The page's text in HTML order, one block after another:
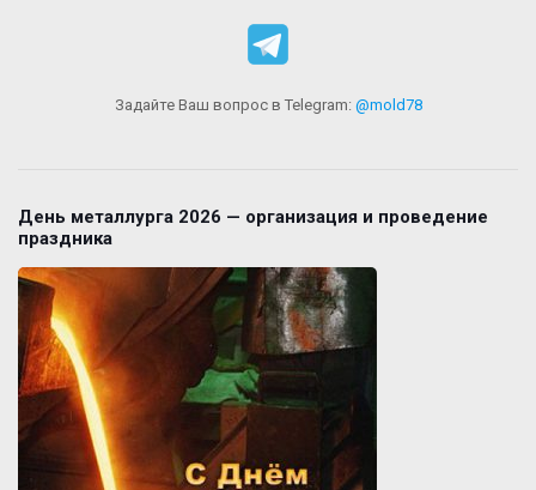
Задайте Ваш вопрос в Telegram: @mold78
День металлурга 2026 — организация и проведение
праздника